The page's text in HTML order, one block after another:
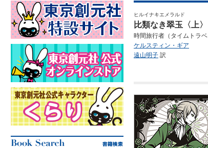
ヒルイナキエメラルド
比類なき翠玉〈上〉
時間旅行者（タイムトラ
ケルスティン・ギア
遠山明子 訳